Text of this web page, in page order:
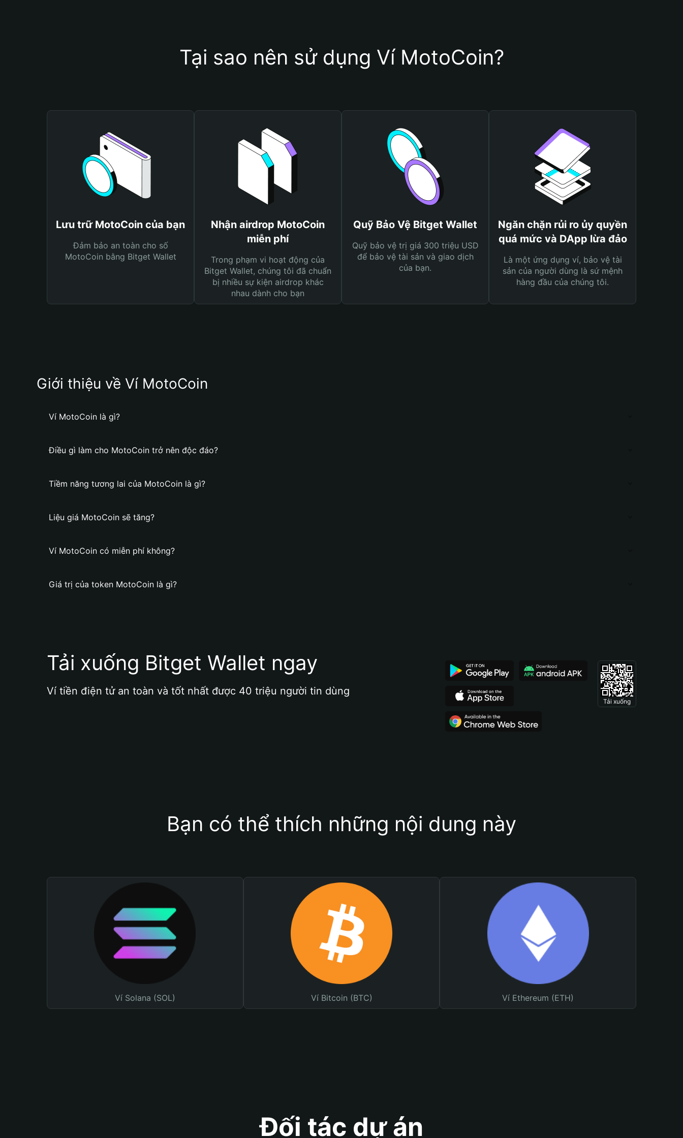
Tại sao nên sử dụng Ví MotoCoin?
Lưu trữ MotoCoin của bạn
Đảm bảo an toàn cho số
MotoCoin bằng Bitget Wallet
Nhận airdrop MotoCoin
miễn phí
Trong phạm vi hoạt động của
Bitget Wallet, chúng tôi đã chuẩn
bị nhiều sự kiện airdrop khác
nhau dành cho bạn
Quỹ Bảo Vệ Bitget Wallet
Quỹ bảo vệ trị giá 300 triệu USD
để bảo vệ tài sản và giao dịch
của bạn.
Ngăn chặn rủi ro ủy quyền
quá mức và DApp lừa đảo
Là một ứng dụng ví, bảo vệ tài
sản của người dùng là sứ mệnh
hàng đầu của chúng tôi.
Giới thiệu về Ví MotoCoin
Ví MotoCoin là gì?
Điều gì làm cho MotoCoin trở nên độc đáo?
Tiềm năng tương lai của MotoCoin là gì?
Liệu giá MotoCoin sẽ tăng?
Ví MotoCoin có miễn phí không?
Giá trị của token MotoCoin là gì?
Tải xuống Bitget Wallet ngay
Ví tiền điện tử an toàn và tốt nhất được 40 triệu người tin dùng
Tải xuống
Bạn có thể thích những nội dung này
Ví Solana (SOL) Ví Bitcoin (BTC) Ví Ethereum (ETH)
Đối tác dự án